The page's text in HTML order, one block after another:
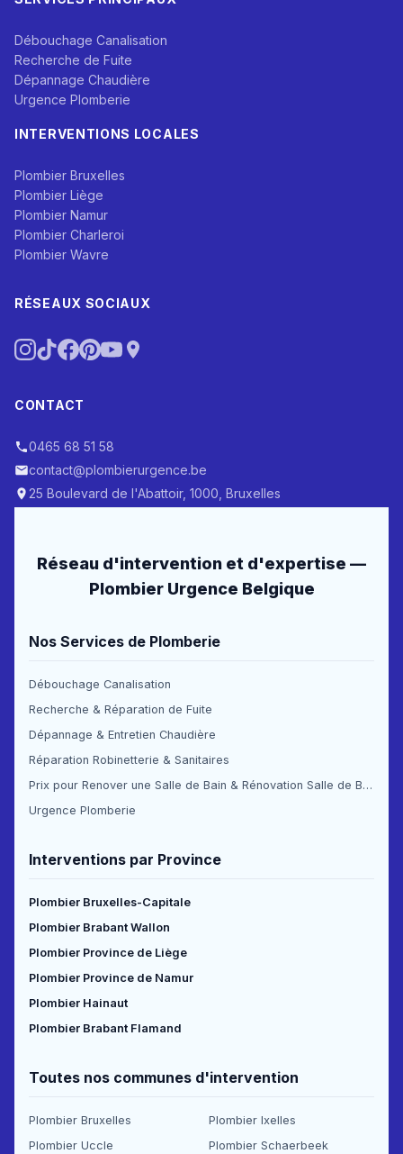
Débouchage Canalisation
Recherche de Fuite
Dépannage Chaudière
Urgence Plomberie
INTERVENTIONS LOCALES
Plombier Bruxelles
Plombier Liège
Plombier Namur
Plombier Charleroi
Plombier Wavre
RÉSEAUX SOCIAUX
CONTACT
0465 68 51 58
contact@plombierurgence.be
25 Boulevard de l'Abattoir, 1000, Bruxelles
Réseau d'intervention et d'expertise —
Plombier Urgence Belgique
Nos Services de Plomberie
Débouchage Canalisation
Recherche & Réparation de Fuite
Dépannage & Entretien Chaudière
Réparation Robinetterie & Sanitaires
Prix pour Renover une Salle de Bain & Rénovation Salle de Bain Prix
Urgence Plomberie
Interventions par Province
Plombier Bruxelles-Capitale
Plombier Brabant Wallon
Plombier Province de Liège
Plombier Province de Namur
Plombier Hainaut
Plombier Brabant Flamand
Toutes nos communes d'intervention
Plombier Bruxelles
Plombier Ixelles
Plombier Uccle
Plombier Schaerbeek